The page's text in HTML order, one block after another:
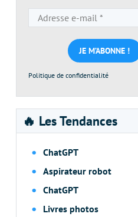
e-
mail
*
Politique de confidentialité
🔥 Les Tendances
ChatGPT
Aspirateur robot
ChatGPT
Livres photos